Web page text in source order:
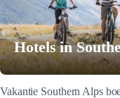
Hotels in
Vakantie Southern Alps